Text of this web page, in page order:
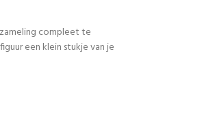
compleet te
een klein stukje van je